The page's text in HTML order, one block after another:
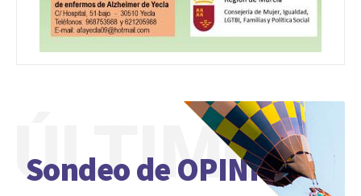
Sondeo de OPINIÓN
ÚLTIMO